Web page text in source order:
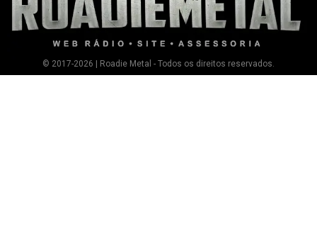
© 2017-2026 | Roadie Metal - Todos os direitos reservados.